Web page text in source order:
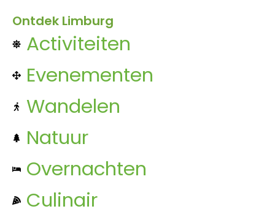
Ontdek Limburg
Activiteiten
Evenementen
Wandelen
Natuur
Overnachten
Culinair